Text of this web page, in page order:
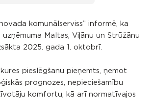
komunālserviss” informē, ka
uzņēmuma Maltas, Viļānu un Strūžānu
2025. gada 1. oktobrī.
pieslēgšanu pieņemts, ņemot
prognozes, nepieciešamību
komfortu, kā arī normatīvajos